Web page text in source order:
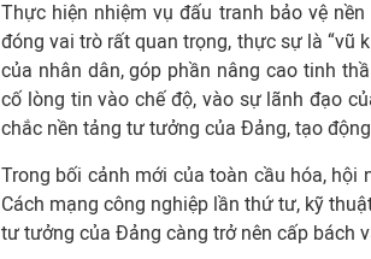
Thực hiện nhiệm vụ đấu tranh bảo vệ
đóng vai trò rất quan trọng, thực sự là “vũ
của nhân dân, góp phần nâng cao tinh
cố lòng tin vào chế độ, vào sự lãnh đạo
chắc nền tảng tư tưởng của Đảng, tạo
Trong bối cảnh mới của toàn cầu hóa, hội
Cách mạng công nghiệp lần thứ tư, kỹ
tư tưởng của Đảng càng trở nên cấp bách